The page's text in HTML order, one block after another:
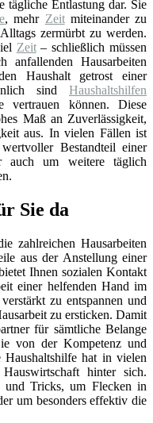
tägliche Entlastung dar. Sie
, mehr Zeitmiteinander zu
zermürbt zu werden.
Zeit– schließlich müssen
Hausarbeiten
Haushalt getrost einer
sind Haushaltshilfen
vertrauen können. Diese
Maß an Zuverlässigkeit,
aus. In vielen Fällen ist
Bestandteil einer
auch um weitere täglich
Sie da
zahlreichen Hausarbeiten
aus der Anstellung einer
Ihnen sozialen Kontakt
einer helfenden Hand im
zu entspannen und
zu ersticken. Damit
für sämtliche Belange
von der Kompetenz und
Haushaltshilfe hat in vielen
hinter sich.
und Tricks, um Flecken in
um besonders effektiv die